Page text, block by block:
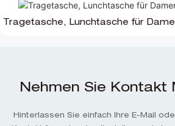
Tragetasche, Lunchtasche für
Nehmen Sie Kontakt
Hinterlassen Sie einfach Ihre E-Mail